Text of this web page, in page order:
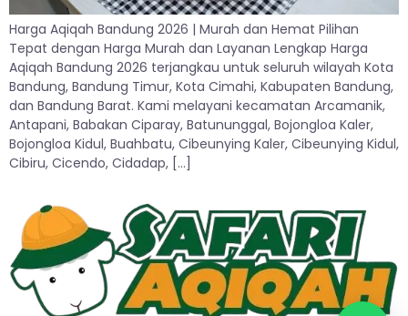
Harga Aqiqah Bandung 2026 | Murah dan Hemat Pilihan
Tepat dengan Harga Murah dan Layanan Lengkap Harga
Aqiqah Bandung 2026 terjangkau untuk seluruh wilayah Kota
Bandung, Bandung Timur, Kota Cimahi, Kabupaten Bandung,
dan Bandung Barat. Kami melayani kecamatan Arcamanik,
Antapani, Babakan Ciparay, Batununggal, Bojongloa Kaler,
Bojongloa Kidul, Buahbatu, Cibeunying Kaler, Cibeunying Kidul,
Cibiru, Cicendo, Cidadap, […]